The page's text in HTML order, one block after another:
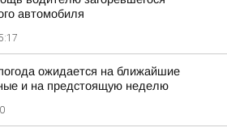
автомобиля
ожидается на ближайшие
и на предстоящую неделю